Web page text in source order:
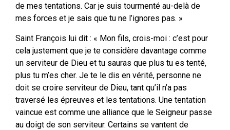
de mes tentations. Car je suis tourmenté au-delà de
mes forces et je sais que tu ne l’ignores pas. »
Saint François lui dit : « Mon fils, crois-moi : c’est pour
cela justement que je te considère davantage comme
un serviteur de Dieu et tu sauras que plus tu es tenté,
plus tu m’es cher. Je te le dis en vérité, personne ne
doit se croire serviteur de Dieu, tant qu’il n’a pas
traversé les épreuves et les tentations. Une tentation
vaincue est comme une alliance que le Seigneur passe
au doigt de son serviteur. Certains se vantent de